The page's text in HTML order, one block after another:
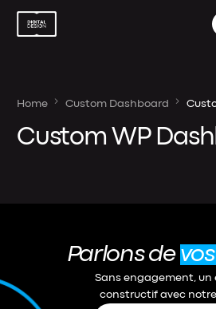
Home Custom Dashboard
Custom WP
Parlons de
Sans engagement, un
constructif avec notre